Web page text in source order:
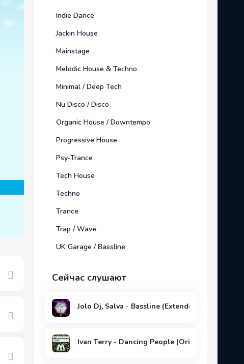
Indie Dance
Jackin House
Mainstage
Melodic House & Techno
Minimal / Deep Tech
Nu Disco / Disco
Organic House / Downtempo
Progressive House
Psy-Trance
Tech House
Techno
Trance
Trap / Wave
UK Garage / Bassline
Сейчас слушают
Jolo Dj, Salva - Bassline (Extended Mix)
Ivan Terry - Dancing People (Original Mix)